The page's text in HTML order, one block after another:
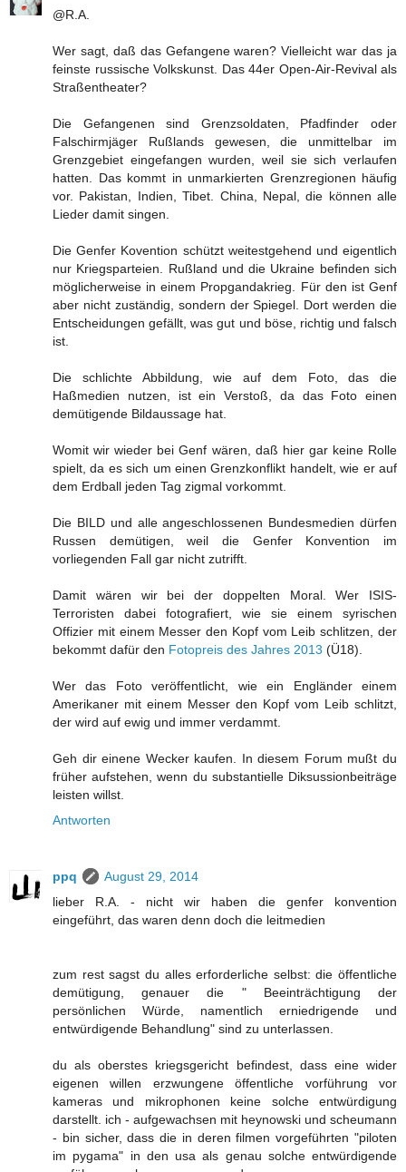
@R.A.
Wer sagt, daß das Gefangene waren? Vielleicht war das ja
feinste russische Volkskunst. Das 44er Open-Air-Revival als
Straßentheater?
Die Gefangenen sind Grenzsoldaten, Pfadfinder oder
Falschirmjäger Rußlands gewesen, die unmittelbar im
Grenzgebiet eingefangen wurden, weil sie sich verlaufen
hatten. Das kommt in unmarkierten Grenzregionen häufig
vor. Pakistan, Indien, Tibet. China, Nepal, die können alle
Lieder damit singen.
Die Genfer Kovention schützt weitestgehend und eigentlich
nur Kriegsparteien. Rußland und die Ukraine befinden sich
möglicherweise in einem Propgandakrieg. Für den ist Genf
aber nicht zuständig, sondern der Spiegel. Dort werden die
Entscheidungen gefällt, was gut und böse, richtig und falsch
ist.
Die schlichte Abbildung, wie auf dem Foto, das die
Haßmedien nutzen, ist ein Verstoß, da das Foto einen
demütigende Bildaussage hat.
Womit wir wieder bei Genf wären, daß hier gar keine Rolle
spielt, da es sich um einen Grenzkonflikt handelt, wie er auf
dem Erdball jeden Tag zigmal vorkommt.
Die BILD und alle angeschlossenen Bundesmedien dürfen
Russen demütigen, weil die Genfer Konvention im
vorliegenden Fall gar nicht zutrifft.
Damit wären wir bei der doppelten Moral. Wer ISIS-
Terroristen dabei fotografiert, wie sie einem syrischen
Offizier mit einem Messer den Kopf vom Leib schlitzen, der
bekommt dafür den Fotopreis des Jahres 2013 (Ü18).
Wer das Foto veröffentlicht, wie ein Engländer einem
Amerikaner mit einem Messer den Kopf vom Leib schlitzt,
der wird auf ewig und immer verdammt.
Geh dir einene Wecker kaufen. In diesem Forum mußt du
früher aufstehen, wenn du substantielle Diksussionbeiträge
leisten willst.
Antworten
ppq
August 29, 2014
lieber R.A. - nicht wir haben die genfer konvention
eingeführt, das waren denn doch die leitmedien
zum rest sagst du alles erforderliche selbst: die öffentliche
demütigung, genauer die " Beeinträchtigung der
persönlichen Würde, namentlich erniedrigende und
entwürdigende Behandlung" sind zu unterlassen.
du als oberstes kriegsgericht befindest, dass eine wider
eigenen willen erzwungene öffentliche vorführung vor
kameras und mikrophonen keine solche entwürdigung
darstellt. ich - aufgewachsen mit heynowski und scheumann
- bin sicher, dass die in deren filmen vorgeführten "piloten
im pygama" in den usa als genau solche entwürdigende